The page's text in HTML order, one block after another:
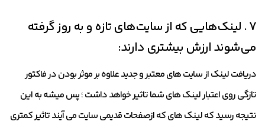
7 . لینک‌هایی که از سایت‌های تازه و به روز گرفته
می‌شوند ارزش بیشتری دارند:
دریافت لینک از سایت های معتبر و جدید علاوه بر موثر بودن در فاکتور
تازگی روی اعتبار لینک های شما تاثیر خواهد داشت ؛ پس میشه به این
نتیجه رسید که لینک های که ازصفحات قدیمی سایت می آیند تاثیر کمتری